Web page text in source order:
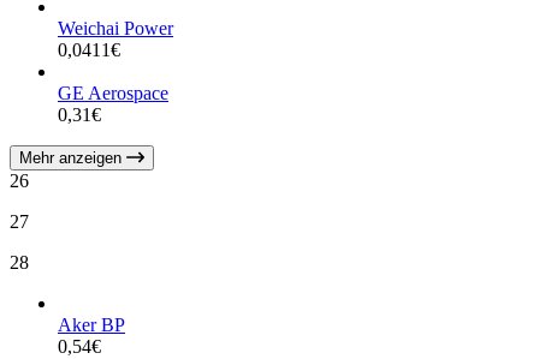
Weichai Power
0,0411€
GE Aerospace
0,31€
Mehr anzeigen
26
27
28
Aker BP
0,54€